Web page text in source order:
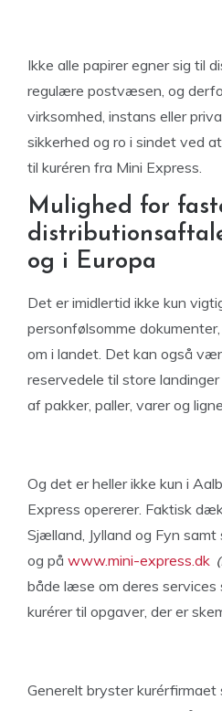
Ikke alle papirer egner sig til
regulære postvæsen, og
virksomhed, instans eller
sikkerhed og ro i sindet ved
til kuréren fra Mini Express.
Mulighed for
og i Europa
Det er imidlertid ikke kun
personfølsomme
om i landet. Det kan også
reservedele til store
af pakker, paller, varer og
Og det er heller ikke kun i
Express opererer. Faktisk
Sjælland, Jylland og Fyn
og på www.mini-express.dk
både læse om deres services
kurérer til opgaver, der er
Generelt bryster kurérfirmaet